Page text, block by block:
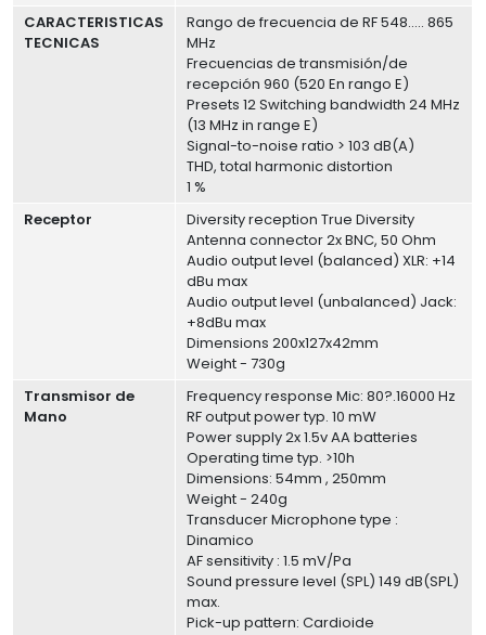
CARACTERISTICAS
TECNICAS
Rango de frecuencia de RF 548..... 865
MHz
Frecuencias de transmisión/de
recepción 960 (520 En rango E)
Presets 12 Switching bandwidth 24 MHz
(13 MHz in range E)
Signal-to-noise ratio > 103 dB(A)
THD, total harmonic distortion
1 %
Receptor
Diversity reception True Diversity
Antenna connector 2x BNC, 50 Ohm
Audio output level (balanced) XLR: +14
dBu max
Audio output level (unbalanced) Jack:
+8dBu max
Dimensions 200x127x42mm
Weight - 730g
Transmisor de
Mano
Frequency response Mic: 80?.16000 Hz
RF output power typ. 10 mW
Power supply 2x 1.5v AA batteries
Operating time typ. >10h
Dimensions: 54mm , 250mm
Weight - 240g
Transducer Microphone type :
Dinamico
AF sensitivity : 1.5 mV/Pa
Sound pressure level (SPL) 149 dB(SPL)
max.
Pick-up pattern: Cardioide